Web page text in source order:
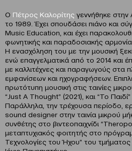
Ο Πέτρος Καλορίτης γεννήθηκε στην
το 1989. Έχει σπουδάσει πιάνο και
Music Education, και έχει
φωνητικής και παραδοσιακής
Η ενασχόληση του με την μουσική
ενώ επαγγελματικά από το 2014 και
με καλλιτέχνες και παραγωγούς στα
εμφανίσεων και ηχογραφήσεων.
πρωτότυπη μουσική στις ταινίες
“Just A Thought” (2021), και “Το Παιδί”
Παράλληλα, την τρέχουσα περίοδο,
sound designer στην ταινία μικρού
συνθέτης στο βιντεοπαιχνίδι
μεταπτυχιακός φοιτητής στο
Τεχνολογίες του Ήχου” του